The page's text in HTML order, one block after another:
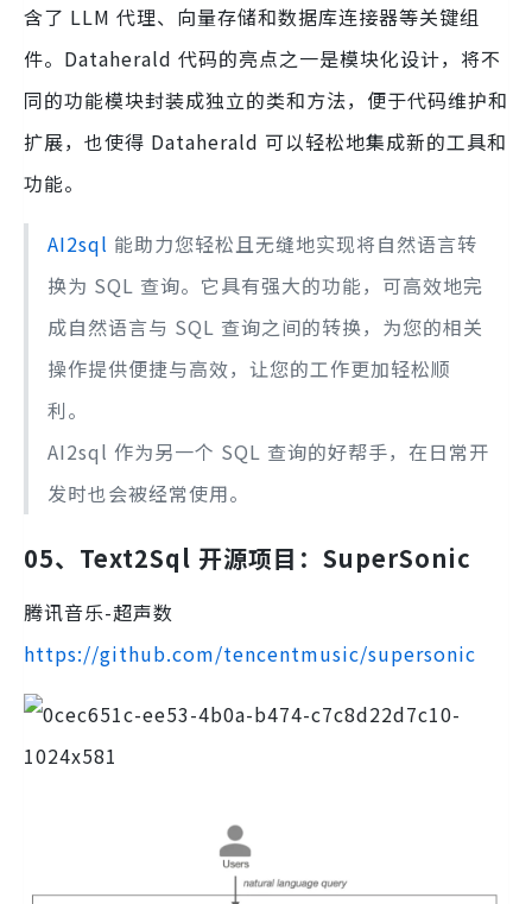
含了 LLM 代理、向量存储和数据库连接器等关键组
件。Dataherald 代码的亮点之一是模块化设计，将不
同的功能模块封装成独立的类和方法，便于代码维护和
扩展，也使得 Dataherald 可以轻松地集成新的工具和
功能。
AI2sql 能助力您轻松且无缝地实现将自然语言转
换为 SQL 查询。它具有强大的功能，可高效地完
成自然语言与 SQL 查询之间的转换，为您的相关
操作提供便捷与高效，让您的工作更加轻松顺
利。
AI2sql 作为另一个 SQL 查询的好帮手，在日常开
发时也会被经常使用。
05、Text2Sql 开源项目：SuperSonic
腾讯音乐-超声数
https://github.com/tencentmusic/supersonic